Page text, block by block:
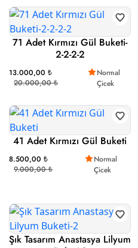
71 Adet Kırmızı Gül Buketi-
2-2-2-2
13.000,00 ₺
20.000,00 ₺
Normal
Çicek
41 Adet Kırmızı Gül Buketi
8.500,00 ₺
9.000,00 ₺
Normal
Çicek
Şık Tasarım Anastasya Lilyum